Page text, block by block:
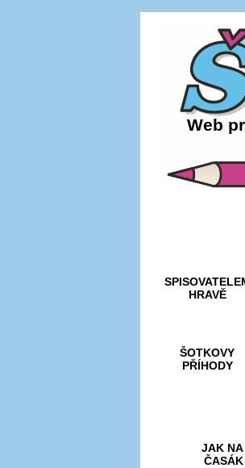
Web
HRAVĚ
ŠOTKOVY
PŘÍHODY
JAK NA
ČASÁK